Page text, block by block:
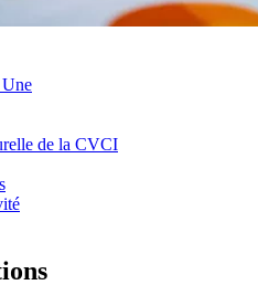
de la CVCI